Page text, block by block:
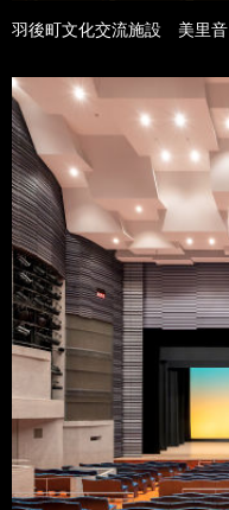
羽後町文化交流施設 美里音